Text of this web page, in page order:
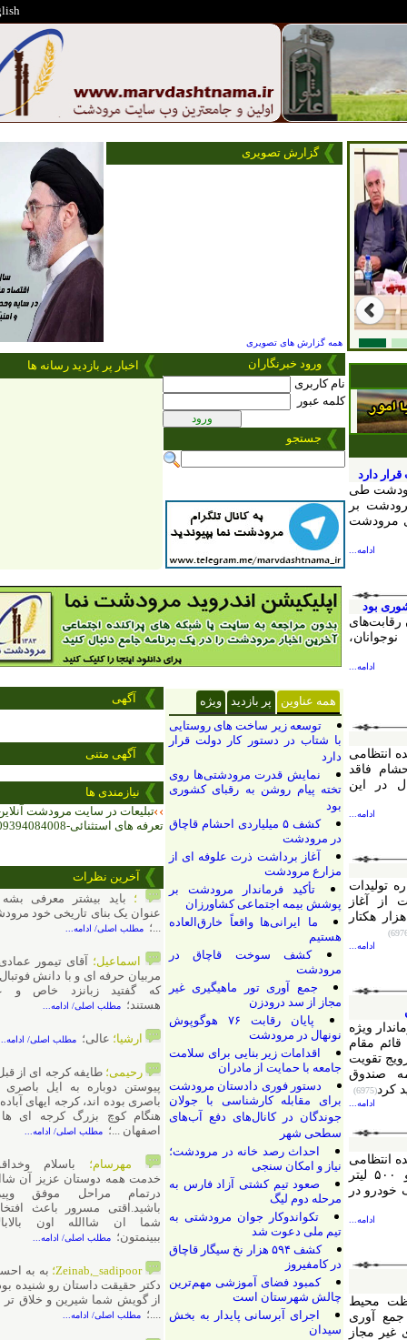
English
گزارش تصویری
همه گزارش های تصویری
اخبار پر بازدید رسانه ها ورود خبرنگاران
نام کاربری
کلمه عبور
جستجو
همه عناوین پر بازدید
ویژه
توسعه زیر ساخت های روستایی
با شتاب در دستور کار دولت قرار
دارد
نمایش قدرت مرودشتی‌ها روی
تخته پیام روشن به رقبای کشوری
بود
کشف ۵ میلیاردی احشام قاچاق
در مرودشت
آغاز برداشت ذرت علوفه ای از
مزارع مرودشت
تأکید فرماندار مرودشت بر
پوشش بیمه اجتماعی کشاورزان
ما ایرانی‌ها واقعاً خارق‌العاده
هستیم
کشف سوخت قاچاق در
مرودشت
جمع آوری تور ماهیگیری غیر
مجاز از سد درودزن
پایان رقابت‌ ۷۶ هوگوپوش
نونهال در مرودشت
اقدامات زیر بنایی برای سلامت
جامعه با حمایت از مادران
دستور فوری دادستان مرودشت
برای مقابله کارشناسی با جولان
جوندگان در کانال‌های دفع آب‌های
سطحی شهر
احداث رصد خانه در مرودشت؛
نیاز و امکان سنجی
صعود تیم کشتی آزاد فارس به
مرحله دوم لیگ
تکواندوکار جوان مرودشتی به
تیم ملی دعوت شد
کشف ۵۹۴ هزار نخ سیگار قاچاق
در کامفیروز
کمبود فضای آموزشی مهم‌ترین
چالش شهرستان است
اجرای آبرسانی پایدار به بخش
سیدان
آگهی
آگهی متنی
نیازمندی ها
تبلیعات در سایت مرودشت آنلاین با
تعرفه های استثنائی-09394084008
آخرین نظرات
؛باید بیشتر معرفی بشه به
عنوان یک بنای تاریخی خود مرودشتیا
...؛مطلب اصلی/ ادامه...
اسماعیل؛آقای تیمور عمادی از
مربیان حرفه ای و با دانش فوتبال رو
که گفتید زبانزد خاص و عام
هستند؛مطلب اصلی/ ادامه...
ارشیا؛عالی؛مطلب اصلی/ ادامه...
رحیمی؛طایفه کرجه ای از قبل از
پیوستن دوباره به ایل باصری هم
باصری بوده اند، کرجه ایهای آباده که
هنگام کوچ بزرگ کرجه ای ها از
اصفهان ...؛مطلب اصلی/ ادامه...
مهرسام؛باسلام وخداقوت
خدمت همه دوستان عزیز آن شاالله
درتمام مراحل موفق وپیروز
باشید.اقتی مسرور باعث افتخارید
شما ان شاالله اون بالابالاها
ببینمتون؛مطلب اصلی/ ادامه...
به به احسنت
دکتر حقیقت داستان رو شنیده بودیم
از گویش شما شیرین و خلاق تر شد
....؛ مطلب اصلی/ ادامه...
طی
بر
فاقد
در این
۱۶ هزار هکتار
ویژه
(6975)
مرودشت از کشف یک هزار و ۵۰۰ لیتر
در
مجاز